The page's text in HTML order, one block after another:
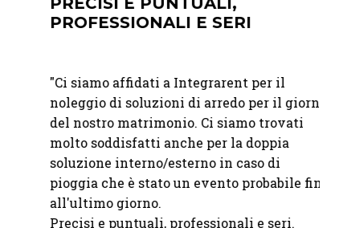
PROFESSIONALI E SERI
Ci siamo affidati a Integrarent per il
noleggio di soluzioni di arredo per il giorno
del nostro matrimonio. Ci siamo trovati
molto soddisfatti anche per la doppia
soluzione interno/esterno in caso di
pioggia che è stato un evento probabile fino
all'ultimo giorno.
Precisi e puntuali, professionali e seri.